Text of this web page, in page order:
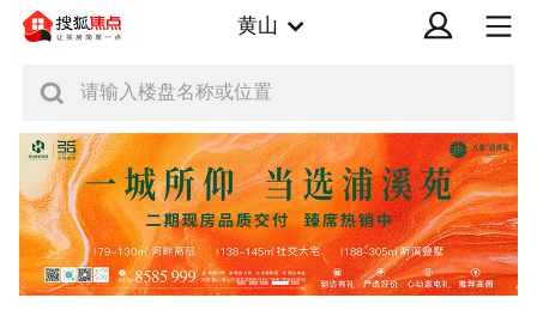
黄山
请输入楼盘名称或位置